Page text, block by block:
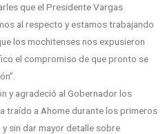
que el Presidente Vargas
al respecto y estamos trabajando
los mochitenses nos expusieron
el compromiso de que pronto se
y agradeció al Gobernador los
traído a Ahome durante los primeros
sin dar mayor detalle sobre